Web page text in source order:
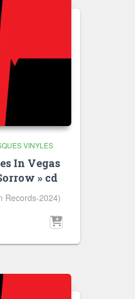
VINYLES
In Vegas
» cd
Records-2024)